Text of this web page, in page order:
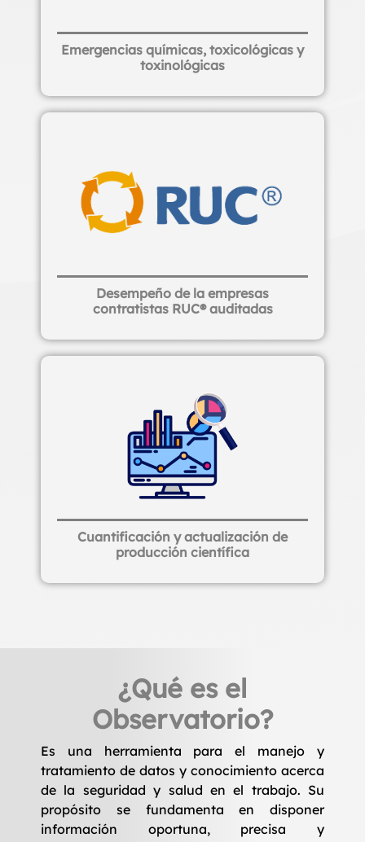
Emergencias químicas, toxicológicas y
toxinológicas
Desempeño de la empresas
contratistas RUC® auditadas
Cuantificación y actualización de
producción científica
¿Qué es el
Observatorio?
Es una herramienta para el manejo y
tratamiento de datos y conocimiento acerca
de la seguridad y salud en el trabajo. Su
propósito se fundamenta en disponer
información oportuna, precisa y